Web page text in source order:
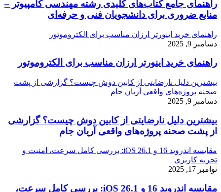
راهنمای جامع کتاب‌های کلیدی رشته مهندسی کامپیوتر –
منابع ضروری برای دانشجویان فنی و حرفه‌ای
راهنمای خرید اینورتر ارزان مناسب برای الکتروموتور
دسامبر 9, 2025
راهنمای خرید اینورتر ارزان مناسب برای الکتروموتور
بیشترین دلیل نارضایتی از کابین دوش چیست؟ گزارشی از پشت
صحنه پروژه‌های واقعی آریان جام
دسامبر 9, 2025
بیشترین دلیل نارضایتی از کابین دوش چیست؟ گزارشی
از پشت صحنه پروژه‌های واقعی آریان جام
مقایسه اندروید 16 و iOS 26.1: بررسی کامل سرعت، امنیت و
تجربه کاربری
نوامبر 17, 2025
مقایسه اندروید 16 و iOS 26.1: بررسی کامل سرعت،